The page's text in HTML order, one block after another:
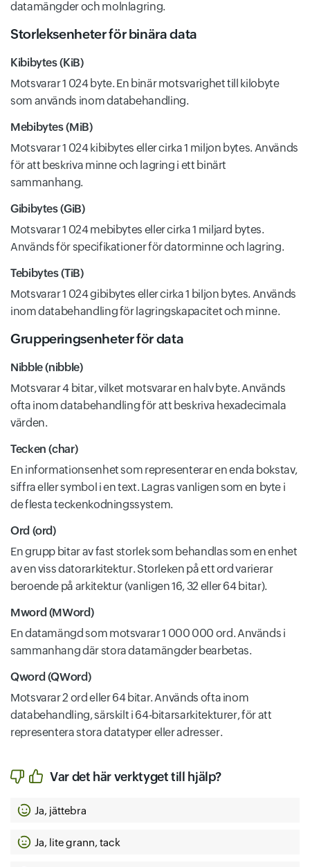
datamängder och molnlagring.
Storleksenheter för binära data
Kibibytes (KiB)
Motsvarar 1 024 byte. En binär motsvarighet till kilobyte
som används inom databehandling.
Mebibytes (MiB)
Motsvarar 1 024 kibibytes eller cirka 1 miljon bytes. Används
för att beskriva minne och lagring i ett binärt
sammanhang.
Gibibytes (GiB)
Motsvarar 1 024 mebibytes eller cirka 1 miljard bytes.
Används för specifikationer för datorminne och lagring.
Tebibytes (TiB)
Motsvarar 1 024 gibibytes eller cirka 1 biljon bytes. Används
inom databehandling för lagringskapacitet och minne.
Grupperingsenheter för data
Nibble (nibble)
Motsvarar 4 bitar, vilket motsvarar en halv byte. Används
ofta inom databehandling för att beskriva hexadecimala
värden.
Tecken (char)
En informationsenhet som representerar en enda bokstav,
siffra eller symbol i en text. Lagras vanligen som en byte i
de flesta teckenkodningssystem.
Ord (ord)
En grupp bitar av fast storlek som behandlas som en enhet
av en viss datorarkitektur. Storleken på ett ord varierar
beroende på arkitektur (vanligen 16, 32 eller 64 bitar).
Mword (MWord)
En datamängd som motsvarar 1 000 000 ord. Används i
sammanhang där stora datamängder bearbetas.
Qword (QWord)
Motsvarar 2 ord eller 64 bitar. Används ofta inom
databehandling, särskilt i 64-bitarsarkitekturer, för att
representera stora datatyper eller adresser.
Var det här verktyget till hjälp?
Ja, jättebra
Ja, lite grann, tack